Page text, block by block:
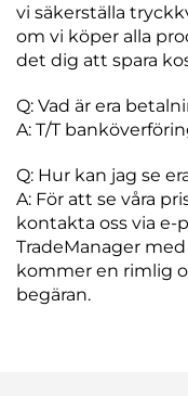
vi säkerställa
om vi köper alla
det dig att spara
Q: Vad är era
A: T/T
Q: Hur kan jag se
A: För att se våra
kontakta oss via e-
TradeManager
kommer en rimlig
begäran.